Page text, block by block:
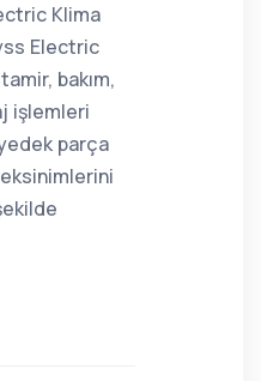
Klima
Electric
bakım,
işlemleri
parça